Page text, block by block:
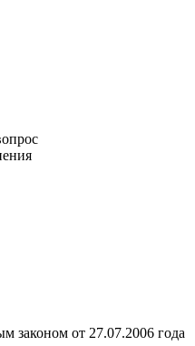
законом от 27.07.2006 года